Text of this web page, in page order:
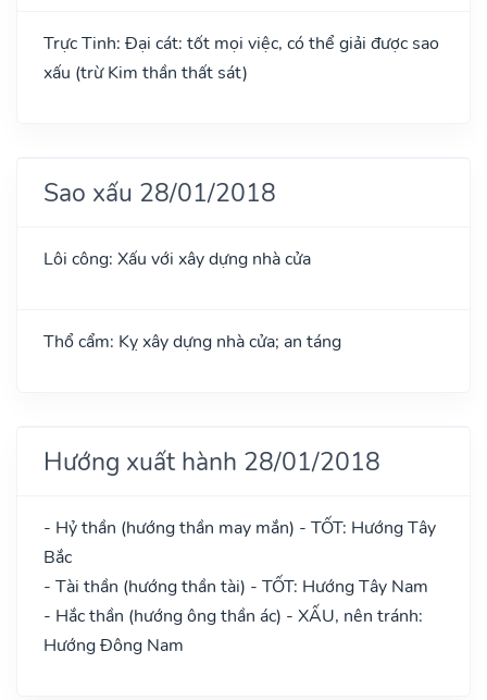
Trực Tinh: Đại cát: tốt mọi việc, có thể giải được sao
xấu (trừ Kim thần thất sát)
Sao xấu 28/01/2018
Lôi công: Xấu với xây dựng nhà cửa
Thổ cẩm: Kỵ xây dựng nhà cửa; an táng
Hướng xuất hành 28/01/2018
- Hỷ thần (hướng thần may mắn) - TỐT: Hướng Tây
Bắc
- Tài thần (hướng thần tài) - TỐT: Hướng Tây Nam
- Hắc thần (hướng ông thần ác) - XẤU, nên tránh:
Hướng Đông Nam